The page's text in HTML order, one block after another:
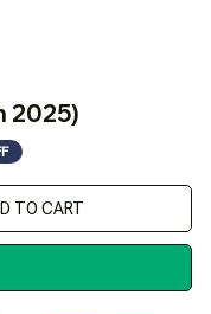
2025)
TO CART